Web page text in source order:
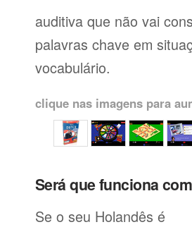
auditiva que não vai
palavras chave em
vocabulário.
clique nas imagens para
Será que funciona
Se o seu Holandês é